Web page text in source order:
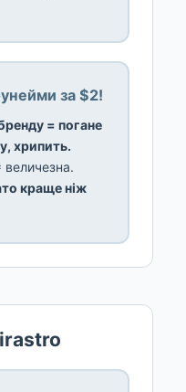
за $2!
= погане
хрипить.
величезна.
краще ніж